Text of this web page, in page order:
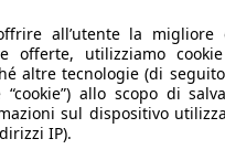
all’utente la migliore
offerte, utilizziamo
altre tecnologie (di
“cookie”) allo scopo di
sul dispositivo
IP).